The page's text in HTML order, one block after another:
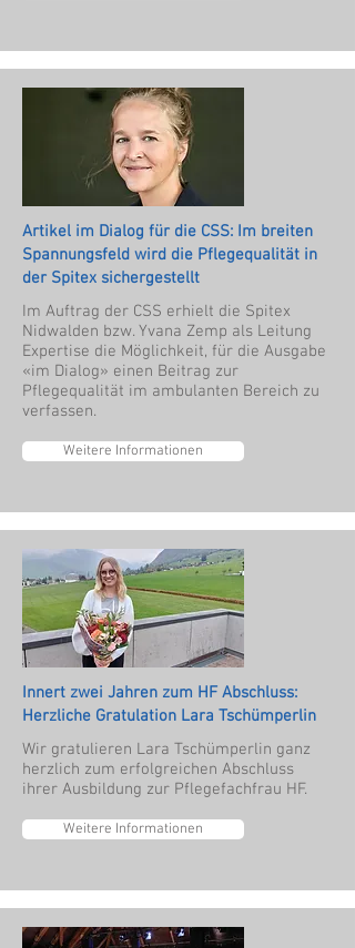
Artikel im Dialog für die CSS: Im breiten
Spannungsfeld wird die Pflegequalität in
der Spitex sichergestellt
Im Auftrag der CSS erhielt die Spitex
Nidwalden bzw. Yvana Zemp als Leitung
Expertise die Möglichkeit, für die Ausgabe
«im Dialog» einen Beitrag zur
Pflegequalität im ambulanten Bereich zu
verfassen.
Weitere Informationen
Innert zwei Jahren zum HF Abschluss:
Herzliche Gratulation Lara Tschümperlin
Wir gratulieren Lara Tschümperlin ganz
herzlich zum erfolgreichen Abschluss
ihrer Ausbildung zur Pflegefachfrau HF.
Weitere Informationen